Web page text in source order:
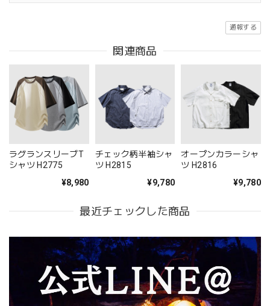
通報する
関連商品
ラグランスリーブT
シャツ H2775
¥8,980
チェック柄半袖シャ
ツ H2815
¥9,780
オープンカラーシャ
ツ H2816
¥9,780
最近チェックした商品